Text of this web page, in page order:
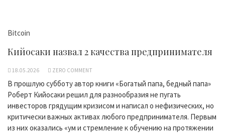
Bitcoin
Кийосаки назвал 2 качества предпринимателя
18.05.2026 ZERO COMMENT
В прошлую субботу автор книги «Богатый папа, бедный папа»
Роберт Кийосаки решил для разнообразия не пугать
инвесторов грядущим кризисом и написал о нефизических, но
критически важных активах любого предпринимателя. Первым
из них оказались «ум и стремление к обучению на протяжении